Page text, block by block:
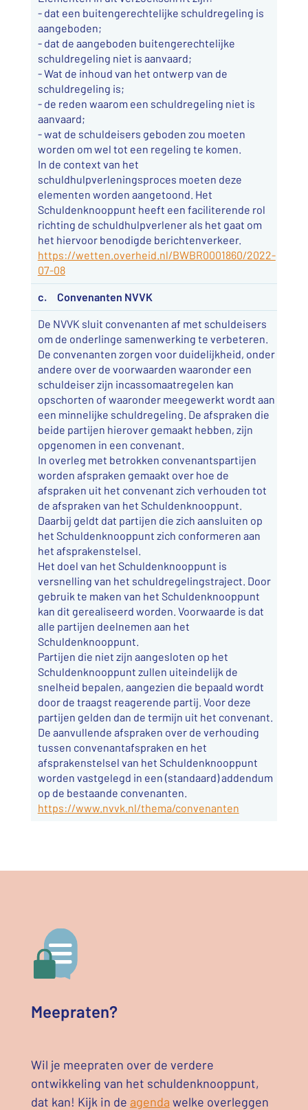
- dat een buitengerechtelijke schuldregeling is
aangeboden;
- dat de aangeboden buitengerechtelijke
schuldregeling niet is aanvaard;
- Wat de inhoud van het ontwerp van de
schuldregeling is;
- de reden waarom een schuldregeling niet is
aanvaard;
- wat de schuldeisers geboden zou moeten
worden om wel tot een regeling te komen.
In de context van het
schuldhulpverleningsproces moeten deze
elementen worden aangetoond. Het
Schuldenknooppunt heeft een faciliterende rol
richting de schuldhulpverlener als het gaat om
het hiervoor benodigde berichtenverkeer.
https://wetten.overheid.nl/BWBR0001860/2022-
07-08
c. Convenanten NVVK
De NVVK sluit convenanten af met schuldeisers
om de onderlinge samenwerking te verbeteren.
De convenanten zorgen voor duidelijkheid, onder
andere over de voorwaarden waaronder een
schuldeiser zijn incassomaatregelen kan
opschorten of waaronder meegewerkt wordt aan
een minnelijke schuldregeling. De afspraken die
beide partijen hierover gemaakt hebben, zijn
opgenomen in een convenant.
In overleg met betrokken convenantspartijen
worden afspraken gemaakt over hoe de
afspraken uit het convenant zich verhouden tot
de afspraken van het Schuldenknooppunt.
Daarbij geldt dat partijen die zich aansluiten op
het Schuldenknooppunt zich conformeren aan
het afsprakenstelsel.
Het doel van het Schuldenknooppunt is
versnelling van het schuldregelingstraject. Door
gebruik te maken van het Schuldenknooppunt
kan dit gerealiseerd worden. Voorwaarde is dat
alle partijen deelnemen aan het
Schuldenknooppunt.
Partijen die niet zijn aangesloten op het
Schuldenknooppunt zullen uiteindelijk de
snelheid bepalen, aangezien die bepaald wordt
door de traagst reagerende partij. Voor deze
partijen gelden dan de termijn uit het convenant.
De aanvullende afspraken over de verhouding
tussen convenantafspraken en het
afsprakenstelsel van het Schuldenknooppunt
worden vastgelegd in een (standaard) addendum
op de bestaande convenanten.
https://www.nvvk.nl/thema/convenanten
Meepraten?
Wil je meepraten over de verdere
ontwikkeling van het schuldenknooppunt,
dat kan! Kijk in de agenda welke overleggen